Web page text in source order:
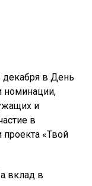
в День
номинации,
и
в
проекта «Твой
вклад в